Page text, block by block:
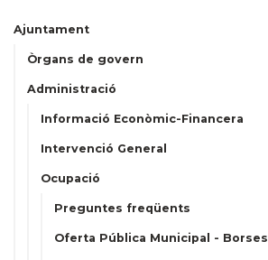
Ajuntament
Òrgans de govern
Administració
Informació Econòmic-Financera
Intervenció General
Ocupació
Preguntes freqüents
Oferta Pública Municipal - Borses